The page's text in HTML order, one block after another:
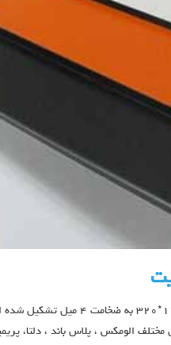
قیمت امروز ورق كامپوزيت در ابعاد
الومكس ، پلاس باند ، دلتا،